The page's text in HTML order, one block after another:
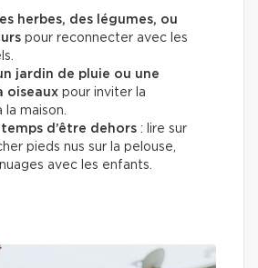
herbes, des légumes, ou
pour reconnecter avec les
jardin de pluie ou une
oiseaux pour inviter la
maison.
temps d’être dehors : lire sur
pieds nus sur la pelouse,
avec les enfants.